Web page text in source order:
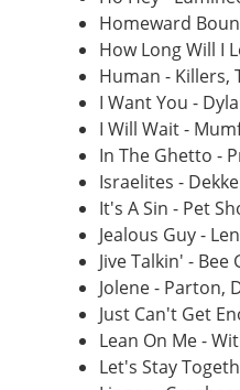
Homeward
How Long Will I
Human - Killers,
I Want You -
I Will Wait -
In The Ghetto -
Israelites -
It's A Sin - Pet
Jealous Guy -
Jive Talkin' - Bee
Jolene - Parton,
Just Can't Get
Lean On Me -
Let's Stay